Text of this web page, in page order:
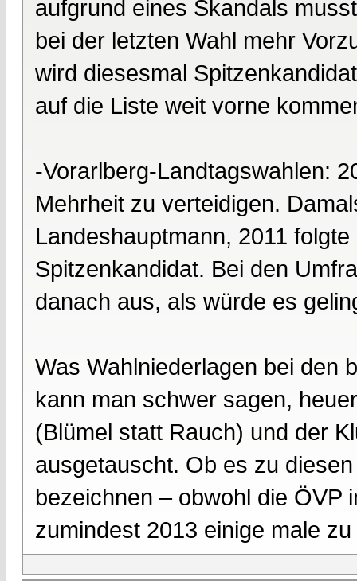
aufgrund eines Skandals
bei der letzten Wahl mehr
wird diesesmal
auf die Liste weit vorne
-Vorarlberg-Landtagswahlen:
Mehrheit zu verteidigen.
Landeshauptmann, 2011
Spitzenkandidat. Bei den
danach aus, als würde es
Was Wahlniederlagen bei den
kann man schwer sagen,
(Blümel statt Rauch) und der
ausgetauscht. Ob es zu
bezeichnen – obwohl die ÖVP
zumindest 2013 einige male